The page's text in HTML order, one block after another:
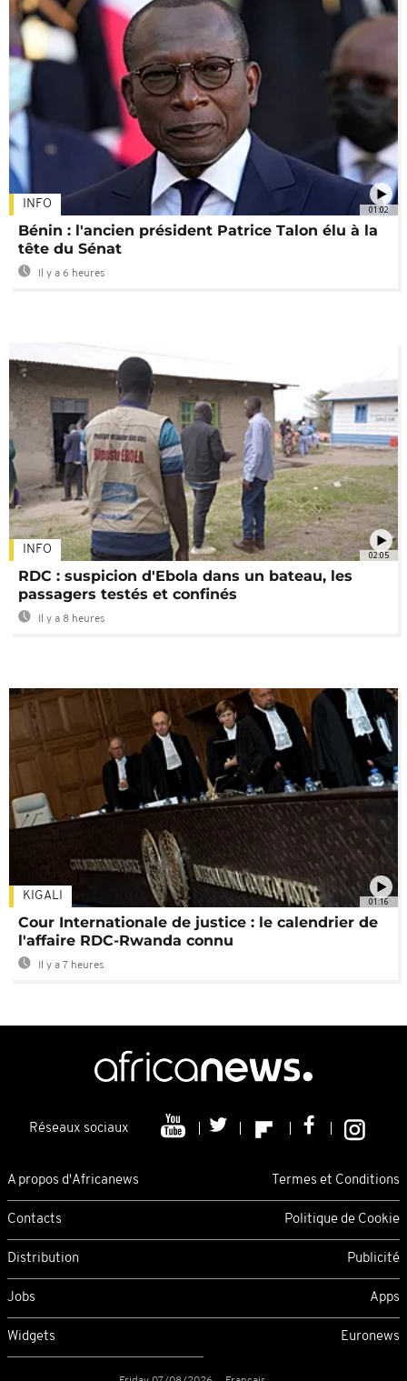
01:02
INFO
Bénin : l'ancien président Patrice Talon élu à la
tête du Sénat
Il y a 6 heures
02:05
INFO
RDC : suspicion d'Ebola dans un bateau, les
passagers testés et confinés
Il y a 8 heures
01:16
KIGALI
Cour Internationale de justice : le calendrier de
l'affaire RDC-Rwanda connu
Il y a 7 heures
Réseaux sociaux
A propos d'Africanews Termes et Conditions
Contacts Politique de Cookie
Distribution Publicité
Jobs Apps
Widgets Euronews